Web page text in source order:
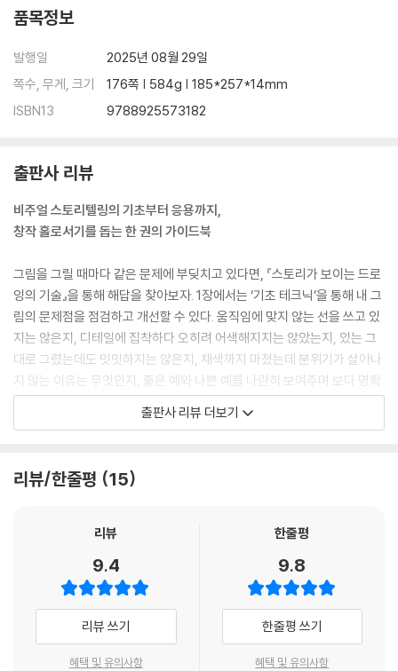
02 슬픔
COLUMN 영화를 통해 연출을 배운다
03 분노
06 불안
COLUMN 현실에서 배우다
COLUMN 힘 빼고 편안하게!
품목정보
발행일
2025년 08월 29일
쪽수, 무게, 크기
176쪽 | 584g | 185*257*14mm
ISBN13
9788925573182
출판사 리뷰
비주얼 스토리텔링의 기초부터 응용까지,
창작 홀로서기를 돕는 한 권의 가이드북
그림을 그릴 때마다 같은 문제에 부딪치고 있다면, 『스토리가 보이는 드로
잉의 기술』을 통해 해답을 찾아보자. 1장에서는 ‘기초 테크닉’을 통해 내 그
림의 문제점을 점검하고 개선할 수 있다. 움직임에 맞지 않는 선을 쓰고 있
지는 않은지, 디테일에 집착하다 오히려 어색해지지는 않았는지, 있는 그
대로 그렸는데도 밋밋하지는 않은지, 채색까지 마쳤는데 분위기가 살아나
지 않는 이유는 무엇인지, 좋은 예와 나쁜 예를 나란히 보여주며 보다 명확
하고 자연스러운 그림을 그릴 수 있도록 안내한다.
리가 살아나도록 핵심 포인트를 잡아내는 법을 익힌다.
3장과 4장에서는 단순히 따라 그리기를 넘어, 창작으로 나아가는 과정을
스케치에서 디테일한 클린업에 이르기까지 창작 프로세스를 단계별로 다
룬다. 이 프로세스를 따라 ‘감정’을 효과적으로 전달하는 작례집까지 수록
해 창작의 전 과정을 함께하며 익힐 수 있다.
또한 책 곳곳에는 저자의 짧은 칼럼이 실려 있다. 그 안에는 창작 과정에 유
출판사 리뷰 더보기
리뷰/한줄평 15
리뷰
9.4
리뷰 쓰기
혜택 및 유의사항
한줄평
9.8
한줄평 쓰기
혜택 및 유의사항